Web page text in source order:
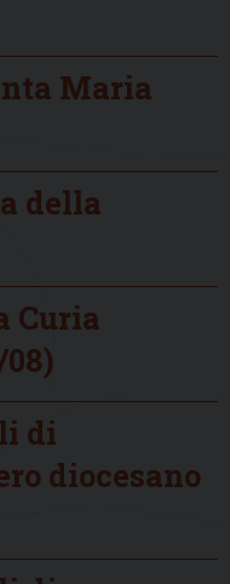
Maria
della
Curia
di
diocesano